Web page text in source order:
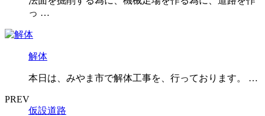
っ …
解体
本日は、みやま市で解体工事を、行っております。 …
PREV
仮設道路